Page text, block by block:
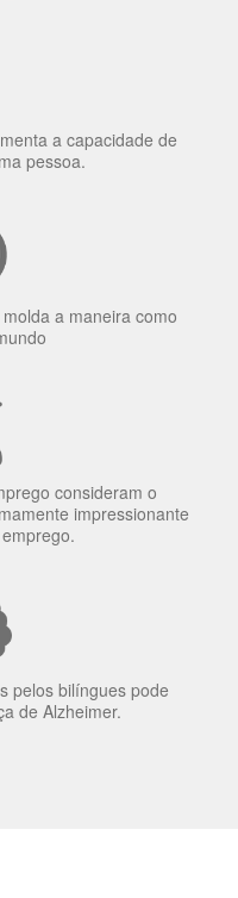
a capacidade de
pessoa.
a maneira como
consideram o
impressionante